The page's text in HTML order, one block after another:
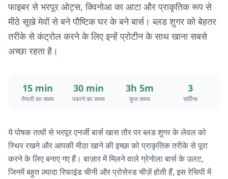
फाइबर से भरपूर ओट्स, क्विनोआ का आटा और प्राकृतिक रूप से
मीठे सूखे मेवों से बने पौष्टिक घर के बने बार्स। ब्लड शुगर को बेहतर
तरीके से कंट्रोल करने के लिए इन्हें प्रोटीन के साथ खाना सबसे
अच्छा रहता है।
15 min
तैयारी का समय
30 min
पकाने का समय
3h 5m
कुल समय
3
सर्विंग्स
ये पोषक तत्वों से भरपूर एनर्जी बार्स खास तौर पर ब्लड शुगर के लेवल को
स्थिर रखने और आपकी मीठा खाने की इच्छा को प्राकृतिक तरीके से पूरा
करने के लिए बनाए गए हैं। बाज़ार में मिलने वाले ग्रेनोला बार्स के उलट,
जिनमें बहुत ज़्यादा रिफाइंड चीनी और प्रोसेस्ड चीज़ें होती हैं, इस रेसिपी में